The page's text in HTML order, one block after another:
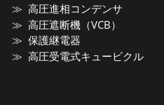
高圧進相コンデンサ
高圧遮断機（VCB）
保護継電器
高圧受電式キュービクル